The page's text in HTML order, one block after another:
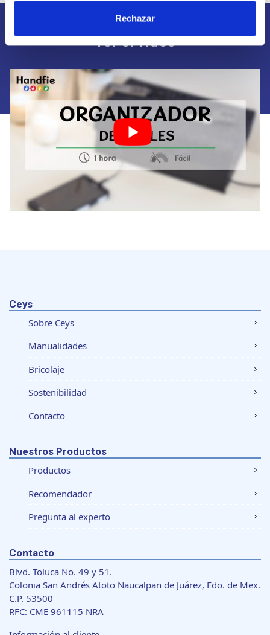
Identificar su dispositivo analizándolo activamente
para buscar características específicas (huellas
Obtenga más información sobre cómo se procesan sus
datos personales y establezca sus preferencias en la
sección de datos. Puede cambiar o retirar su
consentimiento en cualquier momento en la Declaración
Las cookies de este sitio web se usan para personalizar
el contenido y los anuncios, ofrecer funciones de redes
sociales y analizar el tráfico. Además, compartimos
información sobre el uso que haga del sitio web con
Rechazar
Ver el vídeo
Ceys
Sobre Ceys
Manualidades
Bricolaje
Sostenibilidad
Contacto
Nuestros Productos
Productos
Recomendador
Pregunta al experto
Contacto
Blvd. Toluca No. 49 y 51.
Colonia San Andrés Atoto Naucalpan de Juárez, Edo. de Mex.
C.P. 53500
RFC: CME 961115 NRA